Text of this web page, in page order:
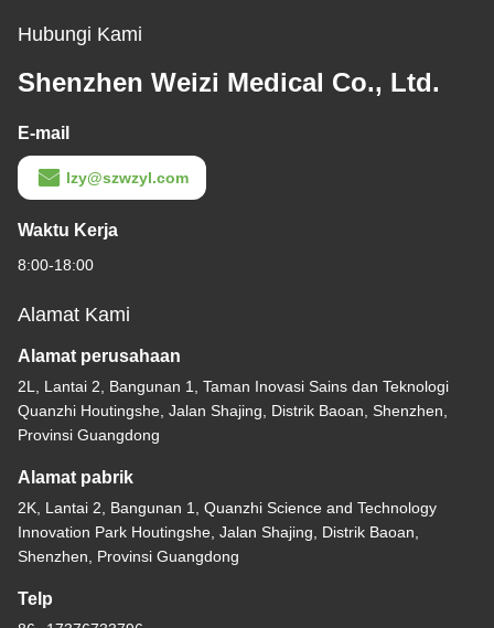
Hubungi Kami
Shenzhen Weizi Medical Co., Ltd.
E-mail
lzy@szwzyl.com
Waktu Kerja
8:00-18:00
Alamat Kami
Alamat perusahaan
2L, Lantai 2, Bangunan 1, Taman Inovasi Sains dan Teknologi
Quanzhi Houtingshe, Jalan Shajing, Distrik Baoan, Shenzhen,
Provinsi Guangdong
Alamat pabrik
2K, Lantai 2, Bangunan 1, Quanzhi Science and Technology
Innovation Park Houtingshe, Jalan Shajing, Distrik Baoan,
Shenzhen, Provinsi Guangdong
Telp